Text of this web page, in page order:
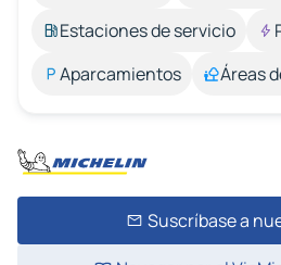
Estaciones de servicio
Aparcamientos
Áreas
Suscríbase a